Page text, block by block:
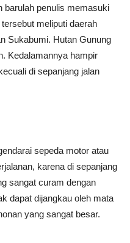
barulah penulis memasuki
meliputi daerah
Sukabumi. Hutan Gunung
Kedalamannya hampir
di sepanjang jalan
sepeda motor atau
karena di sepanjang
sangat curam dengan
dapat dijangkau oleh mata
yang sangat besar.